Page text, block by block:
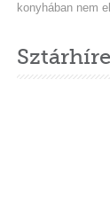
konyhában nem